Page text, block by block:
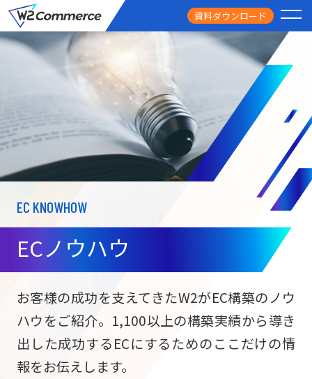
資料ダウンロード
サービス
ECサイト構築
サブスク/定期通販
ECサイト構築
PRICE
料金
FEATURE
導入事例
USEFUL
お役立ち情報
NEWS
ニュース
EC KNOWHOW
ECノウハウ
お客様の成功を支えてきたW2がEC構築のノウ
ハウをご紹介。1,100以上の構築実績から導き
出した成功するECにするためのここだけの情
報をお伝えします。